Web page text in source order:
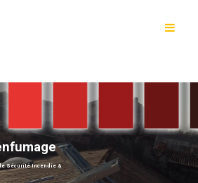
nfumage
Sécurité Incendie &